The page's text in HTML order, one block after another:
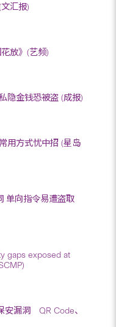
汇报)
放》(艺频)
隐金钱恐被盗 (成报)
用方式忧中招 (星岛
单向指令易遭盗取
gaps exposed at
安漏洞 QR Code、